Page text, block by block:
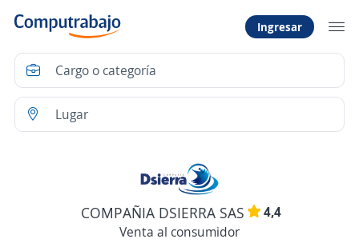
Ingresar
COMPAÑIA DSIERRA SAS
4,4
Venta al consumidor